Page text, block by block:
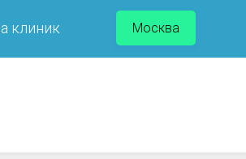
клиник Москва